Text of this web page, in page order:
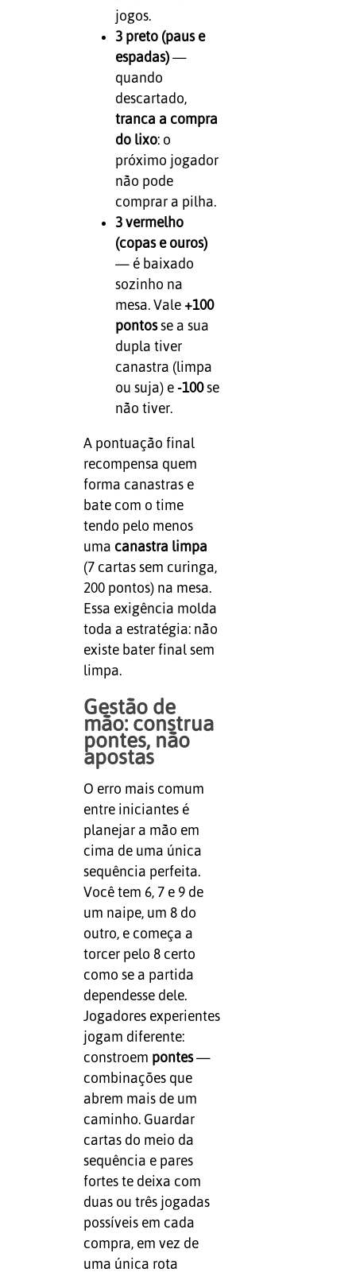
jogos.
3 preto (paus e
espadas)—
quando
descartado,
tranca a compra
do lixo: o
próximo jogador
não pode
comprar a pilha.
3 vermelho
(copas e ouros)
— é baixado
sozinho na
mesa. Vale +100
pontosse a sua
dupla tiver
canastra (limpa
ou suja) e -100se
não tiver.
A pontuação final
recompensa quem
forma canastras e
bate com o time
tendo pelo menos
uma canastra limpa
(7 cartas sem curinga,
200 pontos) na mesa.
Essa exigência molda
toda a estratégia: não
existe bater final sem
limpa.
Gestão de
mão: construa
pontes, não
apostas
O erro mais comum
entre iniciantes é
planejar a mão em
cima de uma única
sequência perfeita.
Você tem 6, 7 e 9 de
um naipe, um 8 do
outro, e começa a
torcer pelo 8 certo
como se a partida
dependesse dele.
Jogadores experientes
jogam diferente:
constroem pontes—
combinações que
abrem mais de um
caminho. Guardar
cartas do meio da
sequência e pares
fortes te deixa com
duas ou três jogadas
possíveis em cada
compra, em vez de
uma única rota